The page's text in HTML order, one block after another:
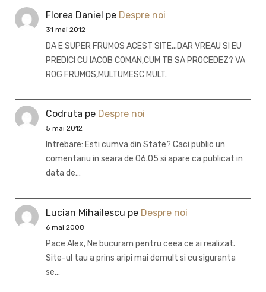
Florea Daniel pe Despre noi
31 mai 2012
DA E SUPER FRUMOS ACEST SITE...DAR VREAU SI EU
PREDICI CU IACOB COMAN,CUM TB SA PROCEDEZ? VA
ROG FRUMOS,MULTUMESC MULT.
Codruta pe Despre noi
5 mai 2012
Intrebare: Esti cumva din State? Caci public un
comentariu in seara de 06.05 si apare ca publicat in
data de…
Lucian Mihailescu pe Despre noi
6 mai 2008
Pace Alex, Ne bucuram pentru ceea ce ai realizat.
Site-ul tau a prins aripi mai demult si cu siguranta
se…